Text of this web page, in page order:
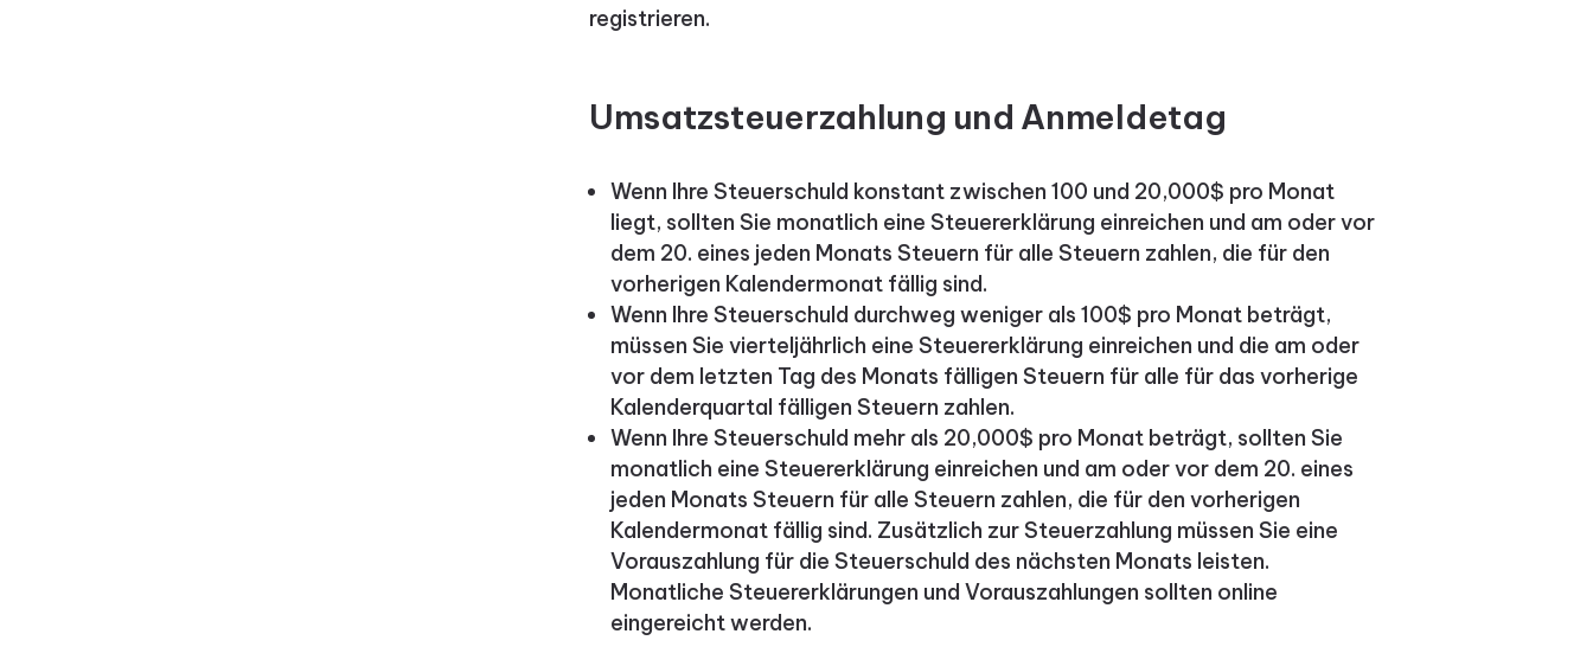
registrieren.
Umsatzsteuerzahlung und Anmeldetag
Wenn Ihre Steuerschuld konstant zwischen 100 und 20,000$ pro Monat
liegt, sollten Sie monatlich eine Steuererklärung einreichen und am oder vor
dem 20. eines jeden Monats Steuern für alle Steuern zahlen, die für den
vorherigen Kalendermonat fällig sind.
Wenn Ihre Steuerschuld durchweg weniger als 100$ pro Monat beträgt,
müssen Sie vierteljährlich eine Steuererklärung einreichen und die am oder
vor dem letzten Tag des Monats fälligen Steuern für alle für das vorherige
Kalenderquartal fälligen Steuern zahlen.
Wenn Ihre Steuerschuld mehr als 20,000$ pro Monat beträgt, sollten Sie
monatlich eine Steuererklärung einreichen und am oder vor dem 20. eines
jeden Monats Steuern für alle Steuern zahlen, die für den vorherigen
Kalendermonat fällig sind. Zusätzlich zur Steuerzahlung müssen Sie eine
Vorauszahlung für die Steuerschuld des nächsten Monats leisten.
Monatliche Steuererklärungen und Vorauszahlungen sollten online
eingereicht werden.